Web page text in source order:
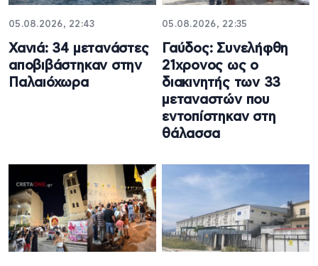
05.08.2026, 22:43
Χανιά: 34 μετανάστες
αποβιβάστηκαν στην
Παλαιόχωρα
05.08.2026, 22:35
Γαύδος: Συνελήφθη
21χρονος ως ο
διακινητής των 33
μεταναστών που
εντοπίστηκαν στη
θάλασσα